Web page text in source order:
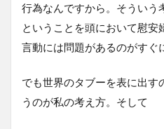
行為なんですから。そういう
ということを頭において慰
言動には問題があるのがすぐ
でも世界のタブーを表に出す
うのが私の考え方。そして